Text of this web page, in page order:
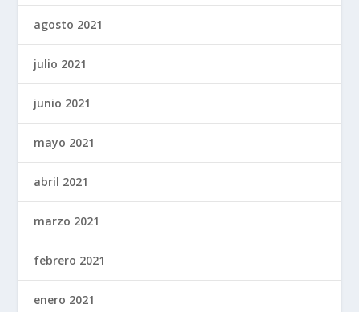
agosto 2021
julio 2021
junio 2021
mayo 2021
abril 2021
marzo 2021
febrero 2021
enero 2021